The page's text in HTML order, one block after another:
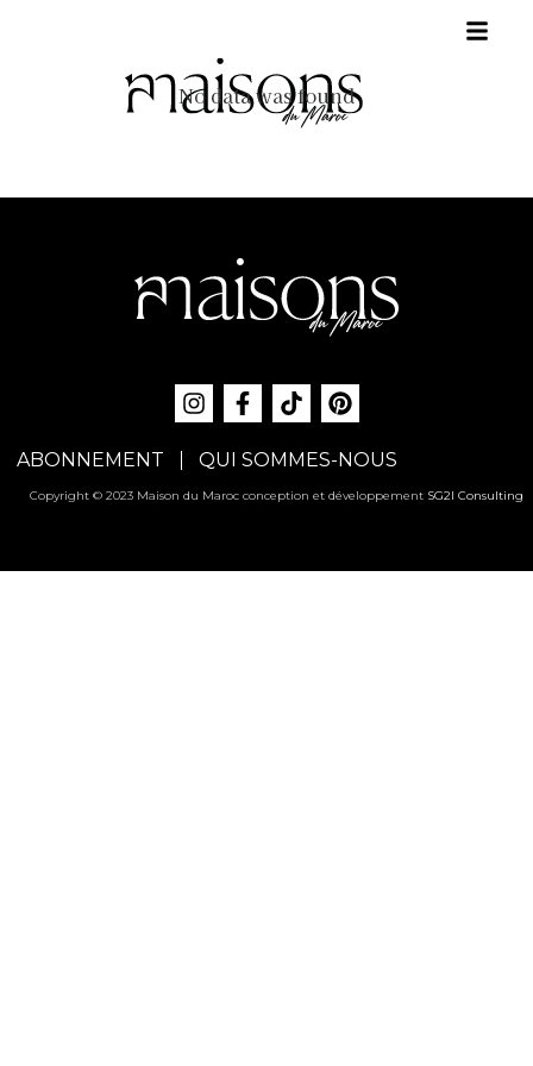
No data was found
ABONNEMENT QUI SOMMES-NOUS
Copyright © 2023 Maison du Maroc conception et développement SG2I Consulting